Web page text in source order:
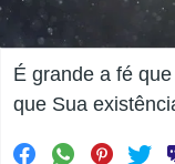
É grande a fé
que Sua